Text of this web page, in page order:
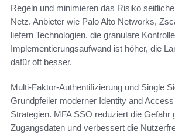
Regeln und minimieren das Risiko
Netz. Anbieter wie Palo Alto Networks,
liefern Technologien, die granulare
Implementierungsaufwand ist höher, die
dafür oft besser.
Multi-Faktor-Authentifizierung und Single
Grundpfeiler moderner Identity and
Strategien. MFA SSO reduziert die Gefahr
Zugangsdaten und verbessert die